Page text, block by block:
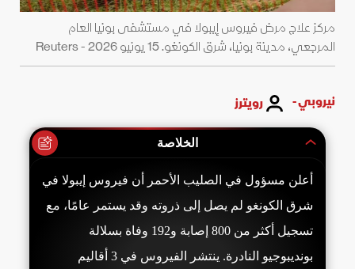
مركز علاج مرض فيروس إيبولا في مستشفى بونيا العام
المرجعي، مدينة بونيا، شرق الكونغو. 15 يونيو 2026 - Reuters
نيروبي - رويترز
الخلاصة
أعلن مسؤول في الصليب الأحمر أن فيروس إيبولا في
شرق الكونغو لم يصل إلى ذروته وقد يستمر عامًا، مع
تسجيل أكثر من 800 إصابة و192 وفاة بسلالة
بونديبوجيو النادرة. ينتشر الفيروس في 3 أقاليم